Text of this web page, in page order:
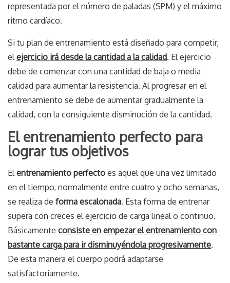
representada por el número de paladas (SPM) y el máximo
ritmo cardíaco.
Si tu plan de entrenamiento está diseñado para competir,
el ejercicio irá desde la cantidad a la calidad. El ejercicio
debe de comenzar con una cantidad de baja o media
calidad para aumentar la resistencia. Al progresar en el
entrenamiento se debe de aumentar gradualmente la
calidad, con la consiguiente disminución de la cantidad.
El entrenamiento perfecto para
lograr tus objetivos
El entrenamiento perfecto es aquel que una vez limitado
en el tiempo, normalmente entre cuatro y ocho semanas,
se realiza de forma escalonada. Esta forma de entrenar
supera con creces el ejercicio de carga lineal o continuo.
Básicamente consiste en empezar el entrenamiento con
bastante carga para ir disminuyéndola progresivamente.
De esta manera el cuerpo podrá adaptarse
satisfactoriamente.